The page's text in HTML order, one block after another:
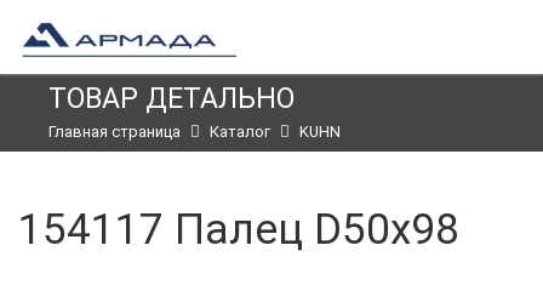
ТОВАР ДЕТАЛЬНО
Главная страница Каталог KUHN
154117 Палец D50x98